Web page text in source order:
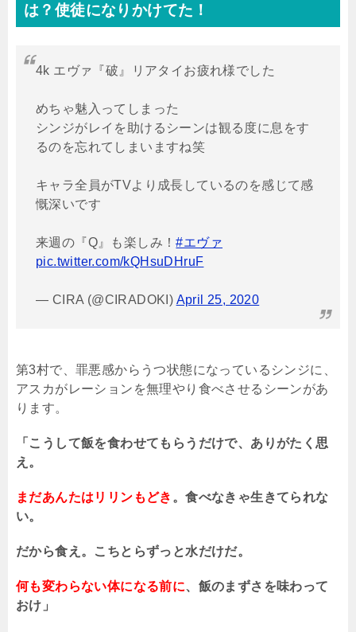
は？使徒になりかけてた！
4k エヴァ『破』リアタイお疲れ様でした
めちゃ魅入ってしまった
シンジがレイを助けるシーンは観る度に息をす
るのを忘れてしまいますね笑
キャラ全員がTVより成長しているのを感じて感
慨深いです
来週の『Q』も楽しみ！#エヴァ
pic.twitter.com/kQHsuDHruF
— CIRA (@CIRADOKI) April 25, 2020
第3村で、罪悪感からうつ状態になっているシンジに、
アスカがレーションを無理やり食べさせるシーンがあ
ります。
「こうして飯を食わせてもらうだけで、ありがたく思
え。
まだあんたはリリンもどき 。食べなきゃ生きてられな
い。
だから食え。こちとらずっと水だけだ。
何も変わらない体になる前に、飯のまずさを味わって
おけ」